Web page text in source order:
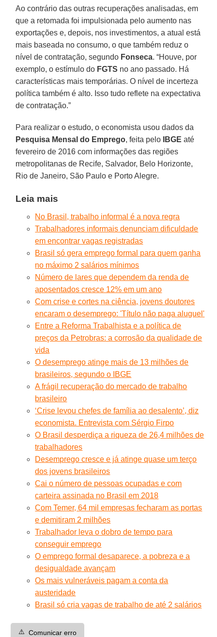
Ao contrário das outras recuperações analisadas, em
que a retomada foi impulsionada pelo aumento nas
exportações e, depois, nos investimentos, a atual está
mais baseada no consumo, o que também reduz o
nível de contratação, segundo Fonseca. “Houve, por
exemplo, o estímulo do FGTS no ano passado. Há
características mais temporárias. O nível de incerteza
política também é alto. Isso tudo reflete na expectativa
de contratação.”
Para realizar o estudo, o economista usou dados da
Pesquisa Mensal do Emprego, feita pelo IBGE até
fevereiro de 2016 com informações das regiões
metropolitanas de Recife, Salvador, Belo Horizonte,
Rio de Janeiro, São Paulo e Porto Alegre.
Leia mais
No Brasil, trabalho informal é a nova regra
Trabalhadores informais denunciam dificuldade
em encontrar vagas registradas
Brasil só gera emprego formal para quem ganha
no máximo 2 salários mínimos
Número de lares que dependem da renda de
aposentados cresce 12% em um ano
Com crise e cortes na ciência, jovens doutores
encaram o desemprego: 'Título não paga aluguel'
Entre a Reforma Trabalhista e a política de
preços da Petrobras: a corrosão da qualidade de
vida
O desemprego atinge mais de 13 milhões de
brasileiros, segundo o IBGE
A frágil recuperação do mercado de trabalho
brasileiro
‘Crise levou chefes de família ao desalento’, diz
economista. Entrevista com Sérgio Firpo
O Brasil desperdiça a riqueza de 26,4 milhões de
trabalhadores
Desemprego cresce e já atinge quase um terço
dos jovens brasileiros
Cai o número de pessoas ocupadas e com
carteira assinada no Brasil em 2018
Com Temer, 64 mil empresas fecharam as portas
e demitiram 2 milhões
Trabalhador leva o dobro de tempo para
conseguir emprego
O emprego formal desaparece, a pobreza e a
desigualdade avançam
Os mais vulneráveis pagam a conta da
austeridade
Brasil só cria vagas de trabalho de até 2 salários
⚠️ Comunicar erro